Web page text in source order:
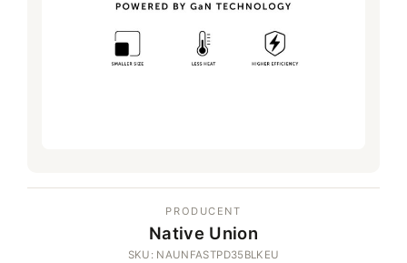
PRODUCENT
Native Union
SKU: NAUNFASTPD35BLKEU